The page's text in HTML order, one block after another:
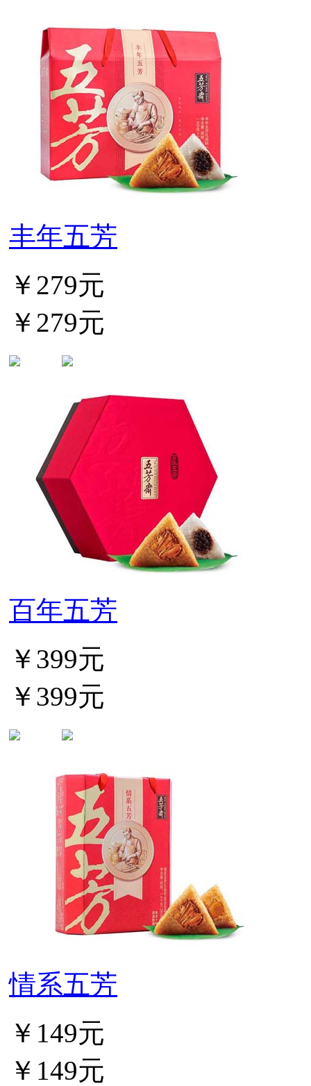
丰年五芳
￥279元
￥279元
百年五芳
￥399元
￥399元
情系五芳
￥149元
￥149元